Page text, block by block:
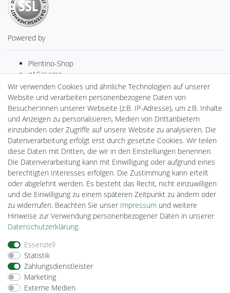
Powered by
Plentino-Shop
gAGaLamp
Drohnenstore24
MeinUSB
Batteriespeicher
PlentiSolar
Gebrauchtlicht
Ledkauf
DEYESOLAR
Lightech Connect
CardanLight Europe
FORTIMO LEDs
Cardanlight-Shop
Wallbox24
Impressum
Barrierefreiheitserklärung
Wir verwenden Cookies und ähnliche Technologien auf unserer
Website und verarbeiten personenbezogene Daten von
Besucher:innen unserer Webseite (z.B. IP-Adresse), um z.B. Inhalte
und Anzeigen zu personalisieren, Medien von Drittanbietern
einzubinden oder Zugriffe auf unsere Website zu analysieren. Die
Datenverarbeitung erfolgt erst durch gesetzte Cookies. Wir teilen
diese Daten mit Dritten, die wir in den Einstellungen benennen.
Die Datenverarbeitung kann mit Einwilligung oder aufgrund eines
berechtigten Interesses erfolgen. Die Zustimmung kann erteilt
oder abgelehnt werden. Es besteht das Recht, nicht einzuwilligen
und die Einwilligung zu einem späteren Zeitpunkt zu ändern oder
zu widerrufen. Beachten Sie unser Impressum und weitere
Hinweise zur Verwendung personenbezogener Daten in unserer
Daten­schutz­erklärung.
Essenziell
Statistik
Zahlungsdienstleister
Marketing
Externe Medien